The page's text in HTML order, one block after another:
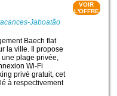
Jaboatão
Baech flat
la ville. Il propose
plage privée,
Wi-Fi
privé gratuit, cet
à respectivement
VOIR
L'OFFRE